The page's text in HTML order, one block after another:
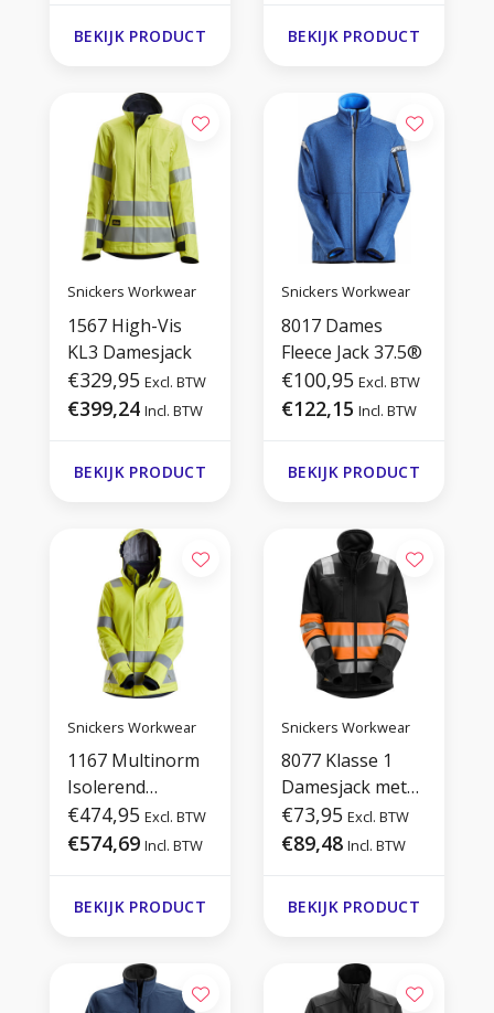
BEKIJK PRODUCT BEKIJK PRODUCT
Snickers Workwear
1567 High-Vis
KL3 Damesjack
€329,95 Excl. BTW
€399,24 Incl. BTW
BEKIJK PRODUCT
Snickers Workwear
8017 Dames
Fleece Jack 37.5®
€100,95 Excl. BTW
€122,15 Incl. BTW
BEKIJK PRODUCT
Snickers Workwear
1167 Multinorm
Isolerend
Damesjack, Hi-
Vis 3
€474,95 Excl. BTW
€574,69 Incl. BTW
BEKIJK PRODUCT
Snickers Workwear
8077 Klasse 1
Damesjack met
Volledige Rits
€73,95 Excl. BTW
€89,48 Incl. BTW
BEKIJK PRODUCT